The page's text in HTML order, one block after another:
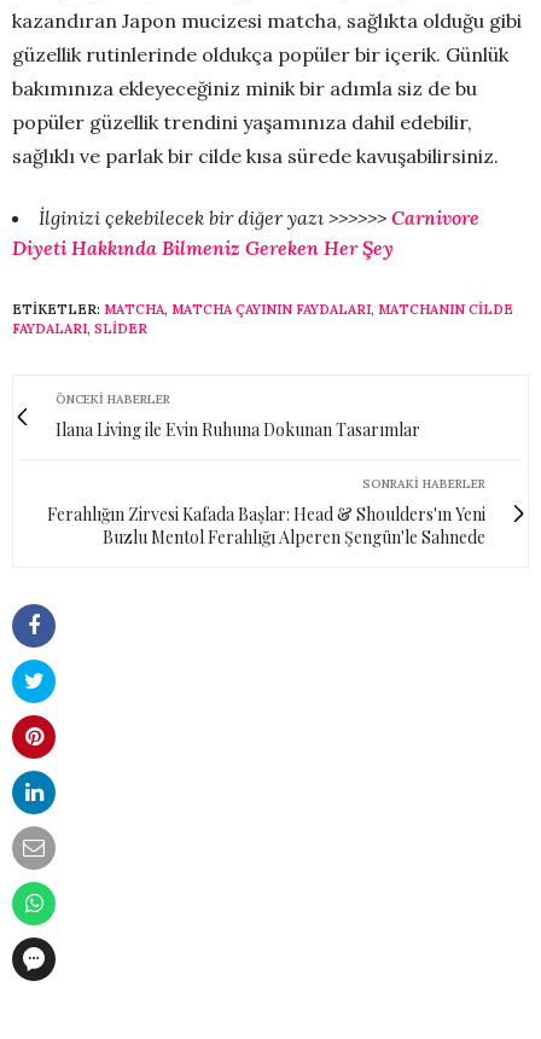
kazandıran Japon mucizesi matcha, sağlıkta olduğu gibi
güzellik rutinlerinde oldukça popüler bir içerik. Günlük
bakımınıza ekleyeceğiniz minik bir adımla siz de bu
popüler güzellik trendini yaşamınıza dahil edebilir,
sağlıklı ve parlak bir cilde kısa sürede kavuşabilirsiniz.
İlginizi çekebilecek bir diğer yazı >>>>>> Carnivore
Diyeti Hakkında Bilmeniz Gereken Her Şey
ETIKETLER: MATCHA, MATCHA ÇAYININ FAYDALARI, MATCHANIN CILDE
FAYDALARI, SLİDER
ÖNCEKI HABERLER
Ilana Living ile Evin Ruhuna Dokunan Tasarımlar
SONRAKI HABERLER
Ferahlığın Zirvesi Kafada Başlar: Head & Shoulders'ın Yeni
Buzlu Mentol Ferahlığı Alperen Şengün'le Sahnede